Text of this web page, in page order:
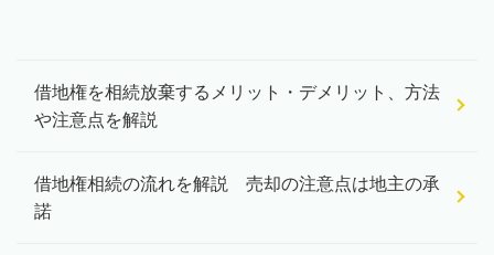
借地権を相続放棄するメリット・デメリット、方法
や注意点を解説
借地権相続の流れを解説 売却の注意点は地主の承
諾